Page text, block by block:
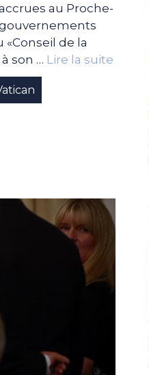
au Proche-
de la
son … Lire la suite